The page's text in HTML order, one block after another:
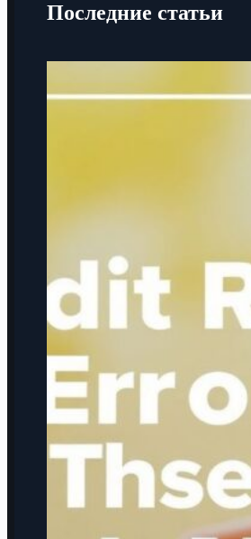
Последние статьи